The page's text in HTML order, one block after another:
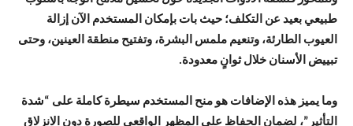
طبيعي بعيد عن التكلف؛ حيث بات بإمكان المستخدم الآن إزالة
العيوب الطارئة، وتنعيم ملمس البشرة، وتفتيح منطقة العينين، وحتى
تبييض الأسنان خلال ثوانٍ معدودة.
وما يميز هذه الإضافات هو منح المستخدم سيطرة كاملة على “شدة
التأثير”، لضمان الحفاظ على المظهر الواقعي للصورة دون الانزلاق